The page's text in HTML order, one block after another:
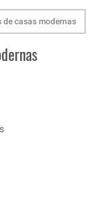
de casas modernas